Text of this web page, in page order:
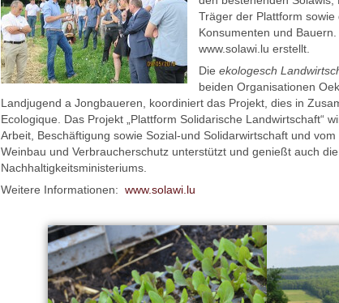
Träger der Plattform
Konsumenten und
www.solawi.lu erstellt.
Die ekologesch
beiden Organisationen
Landjugend a Jongbaueren, koordiniert das Projekt, dies in
Ecologique. Das Projekt „Plattform Solidarische Landwirtschaft“
Arbeit, Beschäftigung sowie Sozial-und Solidarwirtschaft und
Weinbau und Verbraucherschutz unterstützt und genießt auch
Nachhaltigkeitsministeriums.
Weitere Informationen: www.solawi.lu